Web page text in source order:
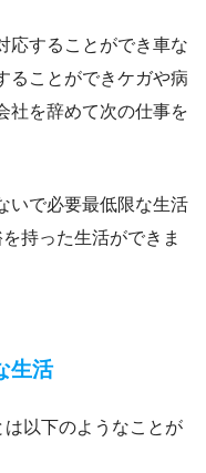
応することができ車な
ることができケガや病
社を辞めて次の仕事を
いで必要最低限な生活
持った生活ができま
生活
以下のようなことが